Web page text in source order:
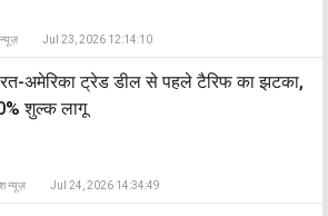
Jul 23, 2026 12:14:10
अमेरिका ट्रेड डील से पहले टैरिफ का झटका,
शुल्क लागू
न्यूज़ Jul 24, 2026 14:34:49